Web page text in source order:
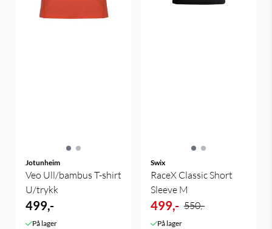
Jotunheim
Veo Ull/bambus T-shirt
U/trykk
499,-
På lager
Swix
RaceX Classic Short
Sleeve M
499,- 550,-
På lager